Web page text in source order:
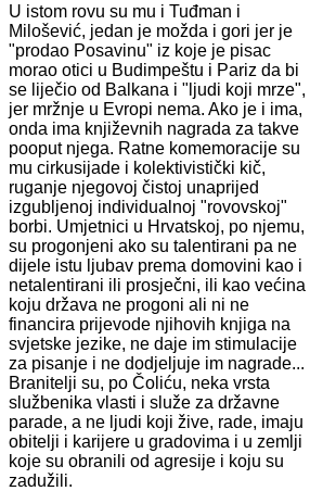
U istom rovu su mu i Tuđman i
Milošević, jedan je možda i gori jer je
"prodao Posavinu" iz koje je pisac
morao otici u Budimpeštu i Pariz da bi
se liječio od Balkana i "ljudi koji mrze",
jer mržnje u Evropi nema. Ako je i ima,
onda ima književnih nagrada za takve
pooput njega. Ratne komemoracije su
mu cirkusijade i kolektivistički kič,
ruganje njegovoj čistoj unaprijed
izgubljenoj individualnoj "rovovskoj"
borbi. Umjetnici u Hrvatskoj, po njemu,
su progonjeni ako su talentirani pa ne
dijele istu ljubav prema domovini kao i
netalentirani ili prosječni, ili kao većina
koju država ne progoni ali ni ne
financira prijevode njihovih knjiga na
svjetske jezike, ne daje im stimulacije
za pisanje i ne dodjeljuje im nagrade...
Branitelji su, po Čoliću, neka vrsta
službenika vlasti i služe za državne
parade, a ne ljudi koji žive, rade, imaju
obitelji i karijere u gradovima i u zemlji
koje su obranili od agresije i koju su
zadužili.